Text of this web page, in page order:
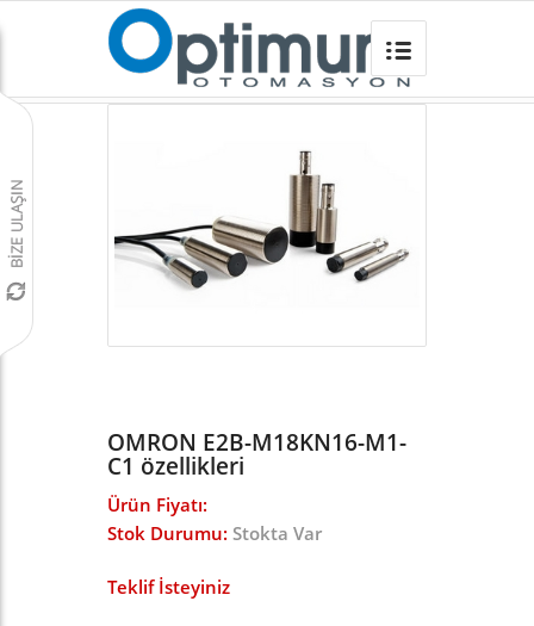
OMRON E2B-M18KN16-M1-C1
Omron Türkiye
E2B ENDÜKTİF SENSÖR /
OMRON E2B-M18KN16-M1-
C1 özellikleri
Ürün Fiyatı:
Stok Durumu: Stokta Var
Teklif İsteyiniz